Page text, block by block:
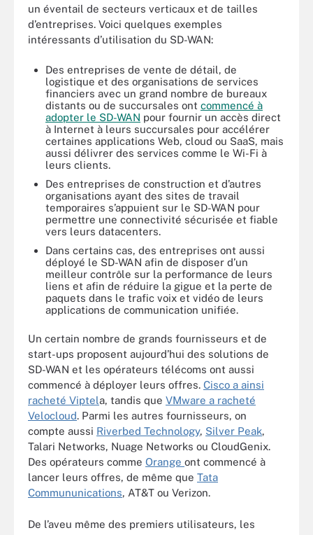
un éventail de secteurs verticaux et de tailles
d’entreprises. Voici quelques exemples
intéressants d’utilisation du SD-WAN:
Des entreprises de vente de détail, de
logistique et des organisations de services
financiers avec un grand nombre de bureaux
distants ou de succursales ont commencé à
adopter le SD-WAN pour fournir un accès direct
à Internet à leurs succursales pour accélérer
certaines applications Web, cloud ou SaaS, mais
aussi délivrer des services comme le Wi-Fi à
leurs clients.
Des entreprises de construction et d’autres
organisations ayant des sites de travail
temporaires s’appuient sur le SD-WAN pour
permettre une connectivité sécurisée et fiable
vers leurs datacenters.
Dans certains cas, des entreprises ont aussi
déployé le SD-WAN afin de disposer d’un
meilleur contrôle sur la performance de leurs
liens et afin de réduire la gigue et la perte de
paquets dans le trafic voix et vidéo de leurs
applications de communication unifiée.
Un certain nombre de grands fournisseurs et de
start-ups proposent aujourd’hui des solutions de
SD-WAN et les opérateurs télécoms ont aussi
commencé à déployer leurs offres. Cisco a ainsi
racheté Viptela, tandis que VMware a racheté
Velocloud. Parmi les autres fournisseurs, on
compte aussi Riverbed Technology, Silver Peak,
Talari Networks, Nuage Networks ou CloudGenix.
Des opérateurs comme Orange ont commencé à
lancer leurs offres, de même que Tata
Commununications, AT&T ou Verizon.
De l’aveu même des premiers utilisateurs, les